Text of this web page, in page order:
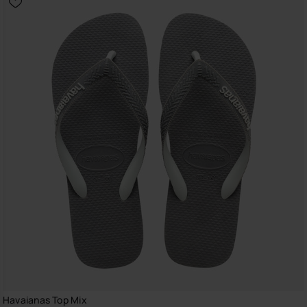
Havaianas Top Mix